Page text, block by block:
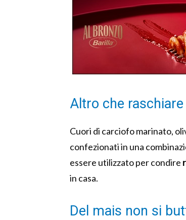
Altro che
Cuori di carciofo marinato,
confezionati in una
essere utilizzato per condire
in casa.
Del mais non si